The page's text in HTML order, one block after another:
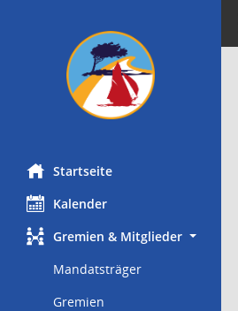
Startseite
Kalender
Gremien & Mitglieder
Mandatsträger
Gremien